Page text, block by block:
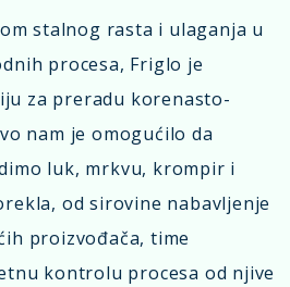
stalnog rasta i ulaganja u
procesa, Friglo je
za preradu korenasto-
nam je omogućilo da
luk, mrkvu, krompir i
od sirovine nabavljenje
proizvođača, time
kontrolu procesa od njive